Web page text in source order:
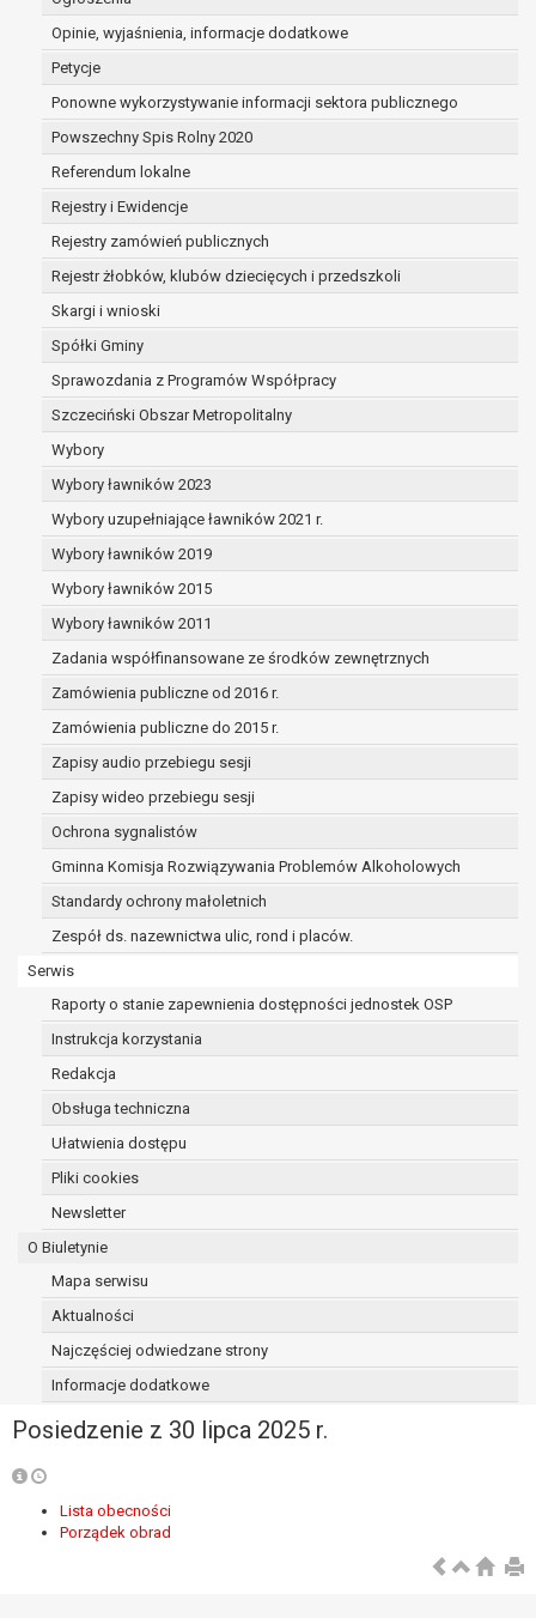
Opinie, wyjaśnienia, informacje dodatkowe
Petycje
Ponowne wykorzystywanie informacji sektora publicznego
Powszechny Spis Rolny 2020
Referendum lokalne
Rejestry i Ewidencje
Rejestry zamówień publicznych
Rejestr żłobków, klubów dziecięcych i przedszkoli
Skargi i wnioski
Spółki Gminy
Sprawozdania z Programów Współpracy
Szczeciński Obszar Metropolitalny
Wybory
Wybory ławników 2023
Wybory uzupełniające ławników 2021 r.
Wybory ławników 2019
Wybory ławników 2015
Wybory ławników 2011
Zadania współfinansowane ze środków zewnętrznych
Zamówienia publiczne od 2016 r.
Zamówienia publiczne do 2015 r.
Zapisy audio przebiegu sesji
Zapisy wideo przebiegu sesji
Ochrona sygnalistów
Gminna Komisja Rozwiązywania Problemów Alkoholowych
Standardy ochrony małoletnich
Zespół ds. nazewnictwa ulic, rond i placów.
Serwis
Raporty o stanie zapewnienia dostępności jednostek OSP
Instrukcja korzystania
Redakcja
Obsługa techniczna
Ułatwienia dostępu
Pliki cookies
Newsletter
O Biuletynie
Mapa serwisu
Aktualności
Najczęściej odwiedzane strony
Informacje dodatkowe
Posiedzenie z 30 lipca 2025 r.
Lista obecności
Porządek obrad
dane są nieprawidłowe lub
niekompletne;
osobowych (tzw. prawo do bycia
zapomnianym) na podstawie art. 17 RODO,
w przypadku gdy:
dane nie są już niezbędne do celów,
sposób przetwarzane,
osoba, której dane dotyczą, wniosła
sprzeciw wobec przetwarzania
osoba, której dane dotyczą wycofała
osobowych, która jest podstawą
przetwarzania danych i nie ma innej
podstawy prawnej przetwarzania
dane osobowe przetwarzane są
niezgodnie z prawem,
dane osobowe muszą być usunięte w
celu wywiązania się z obowiązku
wynikającego z przepisów prawa;
prawo do żądania ograniczenia
przetwarzania danych osobowych na
podstawie art. 18 RODO, w przypadku gdy:
osoba, której dane dotyczą
kwestionuje prawidłowość danych
osobowych – na okres pozwalający
administratorowi sprawdzić
prawidłowość tych danych,
przetwarzanie danych jest niezgodne
z prawem, a osoba, której dane
dotyczą, sprzeciwia się usunięciu
danych, żądając w zamian ich
ograniczenia,
której dane dotyczą, potrzebuje ich do
ustalenia, obrony lub dochodzenia
osoba, której dane dotyczą, wniosła
sprzeciw wobec przetwarzania
danych - do czasu ustalenia czy
stronie administratora są nadrzędne
podstawie art. 20 RODO, w przypadku gdy
łącznie spełnione są następujące przesłanki:
przetwarzanie danych odbywa się na
podstawie umowy zawartej z osobą,
której dane dotyczą lub na podstawie
zgody wyrażonej przez tą osobę,
przetwarzanie odbywa się w sposób
danych na podstawie art. 21 RODO, wobec
przetwarzania danych osobowych, którego